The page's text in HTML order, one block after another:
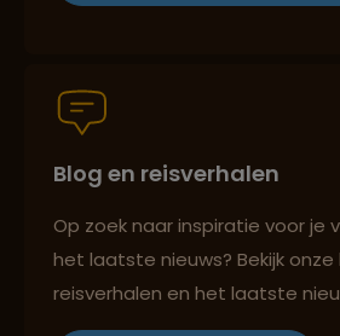
Best beoordeelde reisroutes
Reizen met oog voor mens,
Blog en reisverhalen
Op zoek naar inspiratie voor je
het laatste nieuws? Bekijk onze
reisverhalen en het laatste